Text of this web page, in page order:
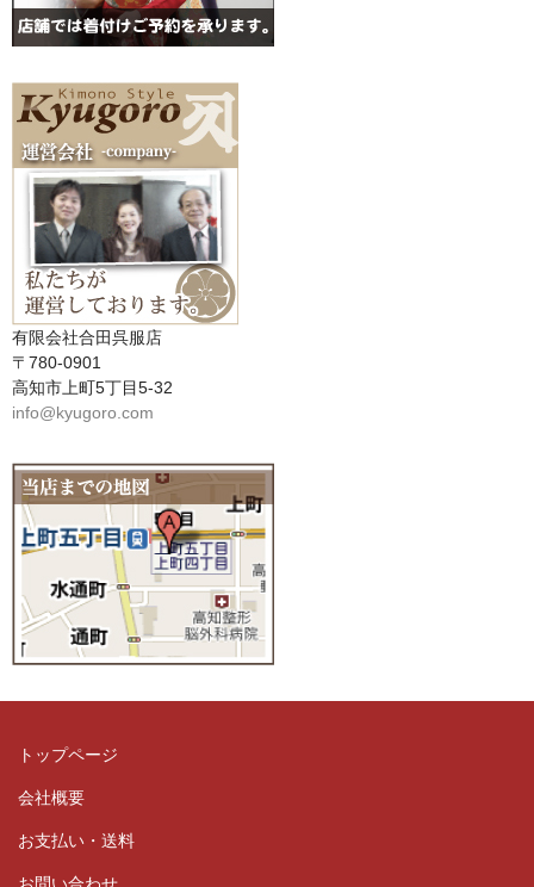
有限会社合田呉服店
〒780-0901
高知市上町5丁目5-32
info@kyugoro.com
トップページ
会社概要
お支払い・送料